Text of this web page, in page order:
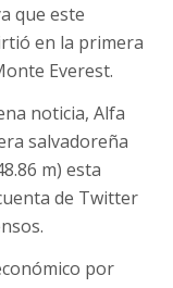
que este
en la primera
Everest.
noticia, Alfa
salvadoreña
m) esta
de Twitter
por